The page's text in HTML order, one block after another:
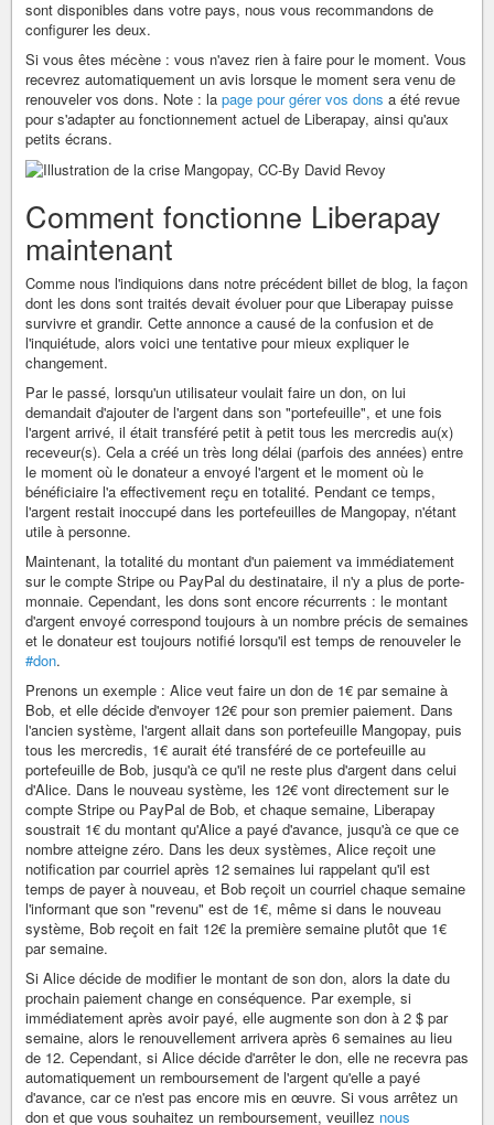
sont disponibles dans votre pays, nous vous recommandons de
configurer les deux.
Si vous êtes mécène : vous n'avez rien à faire pour le moment. Vous
recevrez automatiquement un avis lorsque le moment sera venu de
renouveler vos dons. Note : la page pour gérer vos dons a été revue
pour s'adapter au fonctionnement actuel de Liberapay, ainsi qu'aux
petits écrans.
Comment fonctionne Liberapay
maintenant
Comme nous l'indiquions dans notre précédent billet de blog, la façon
dont les dons sont traités devait évoluer pour que Liberapay puisse
survivre et grandir. Cette annonce a causé de la confusion et de
l'inquiétude, alors voici une tentative pour mieux expliquer le
changement.
Par le passé, lorsqu'un utilisateur voulait faire un don, on lui
demandait d'ajouter de l'argent dans son "portefeuille", et une fois
l'argent arrivé, il était transféré petit à petit tous les mercredis au(x)
receveur(s). Cela a créé un très long délai (parfois des années) entre
le moment où le donateur a envoyé l'argent et le moment où le
bénéficiaire l'a effectivement reçu en totalité. Pendant ce temps,
l'argent restait inoccupé dans les portefeuilles de Mangopay, n'étant
utile à personne.
Maintenant, la totalité du montant d'un paiement va immédiatement
sur le compte Stripe ou PayPal du destinataire, il n'y a plus de porte-
monnaie. Cependant, les dons sont encore récurrents : le montant
d'argent envoyé correspond toujours à un nombre précis de semaines
et le donateur est toujours notifié lorsqu'il est temps de renouveler le
#don.
Prenons un exemple : Alice veut faire un don de 1€ par semaine à
Bob, et elle décide d'envoyer 12€ pour son premier paiement. Dans
l'ancien système, l'argent allait dans son portefeuille Mangopay, puis
tous les mercredis, 1€ aurait été transféré de ce portefeuille au
portefeuille de Bob, jusqu'à ce qu'il ne reste plus d'argent dans celui
d'Alice. Dans le nouveau système, les 12€ vont directement sur le
compte Stripe ou PayPal de Bob, et chaque semaine, Liberapay
soustrait 1€ du montant qu'Alice a payé d'avance, jusqu'à ce que ce
nombre atteigne zéro. Dans les deux systèmes, Alice reçoit une
notification par courriel après 12 semaines lui rappelant qu'il est
temps de payer à nouveau, et Bob reçoit un courriel chaque semaine
l'informant que son "revenu" est de 1€, même si dans le nouveau
système, Bob reçoit en fait 12€ la première semaine plutôt que 1€
par semaine.
Si Alice décide de modifier le montant de son don, alors la date du
prochain paiement change en conséquence. Par exemple, si
immédiatement après avoir payé, elle augmente son don à 2 $ par
semaine, alors le renouvellement arrivera après 6 semaines au lieu
de 12. Cependant, si Alice décide d'arrêter le don, elle ne recevra pas
automatiquement un remboursement de l'argent qu'elle a payé
d'avance, car ce n'est pas encore mis en œuvre. Si vous arrêtez un
don et que vous souhaitez un remboursement, veuillez nous